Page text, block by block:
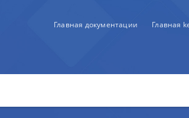
Главная документации Главная